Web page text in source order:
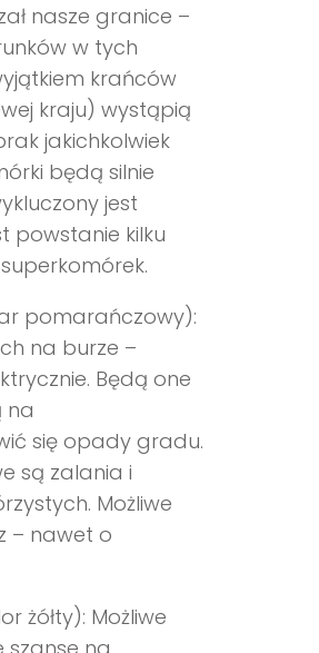
nasze granice –
w tych
krańców
kraju) wystąpią
jakichkolwiek
będą silnie
jest
powstanie kilku
pomarańczowy):
na burze –
Będą one
na
się opady gradu.
są zalania i
Możliwe
– nawet o
żółty): Możliwe